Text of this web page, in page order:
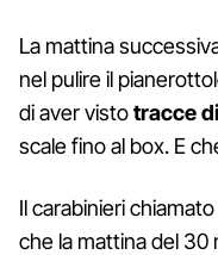
La mattina
nel pulire il
di aver vistotracce
scale fino al box. E
Il carabinieri
che la mattina del 30